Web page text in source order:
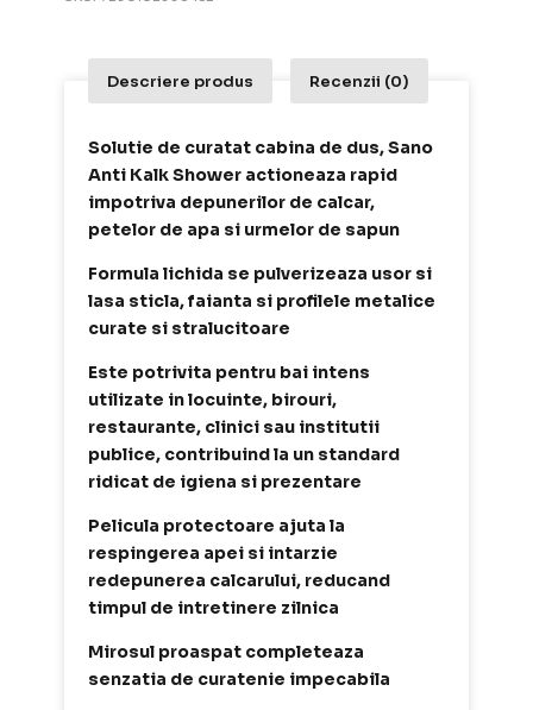
Descriere produs Recenzii (0)
Solutie de curatat cabina de dus, Sano
Anti Kalk Shower actioneaza rapid
impotriva depunerilor de calcar,
petelor de apa si urmelor de sapun
Formula lichida se pulverizeaza usor si
lasa sticla, faianta si profilele metalice
curate si stralucitoare
Este potrivita pentru bai intens
utilizate in locuinte, birouri,
restaurante, clinici sau institutii
publice, contribuind la un standard
ridicat de igiena si prezentare
Pelicula protectoare ajuta la
respingerea apei si intarzie
redepunerea calcarului, reducand
timpul de intretinere zilnica
Mirosul proaspat completeaza
senzatia de curatenie impecabila